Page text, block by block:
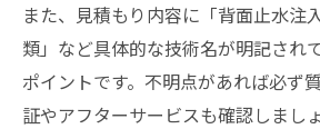
また、見積もり内容に「背面止水注
類」など具体的な技術名が明記され
ポイントです。不明点があれば必ず
証やアフターサービスも確認しましょ